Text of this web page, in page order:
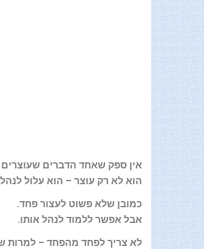
אין ספק שאחד הדברים שעוצרים
הוא לא רק עוצר – הוא עלול
כמובן שלא פשוט לעצור פחד.
אבל אפשר ללמוד לנהל אותו.
לא צריך לפחד מהפחד – למרות